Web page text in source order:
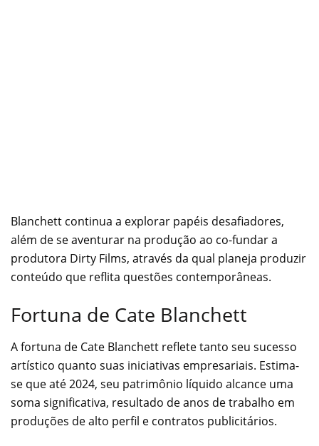
Blanchett continua a explorar papéis desafiadores,
além de se aventurar na produção ao co-fundar a
produtora Dirty Films, através da qual planeja produzir
conteúdo que reflita questões contemporâneas.
Fortuna de Cate Blanchett
A fortuna de Cate Blanchett reflete tanto seu sucesso
artístico quanto suas iniciativas empresariais. Estima-
se que até 2024, seu patrimônio líquido alcance uma
soma significativa, resultado de anos de trabalho em
produções de alto perfil e contratos publicitários.